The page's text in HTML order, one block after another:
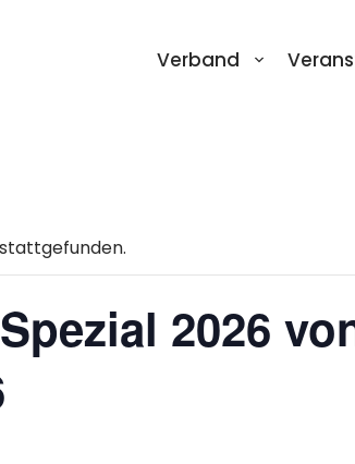
Verband
2026